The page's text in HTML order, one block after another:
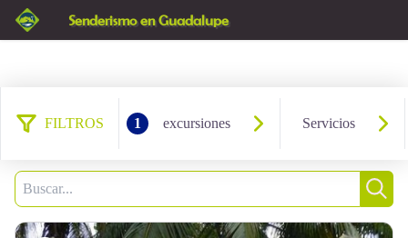
Senderismo en Guadalupe
FILTROS 1 excursiones Servicios
9 resultados encontrados
Busca